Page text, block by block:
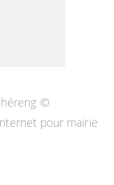
©
pour mairie